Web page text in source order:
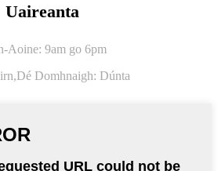
Uaireanta
Aoine: 9am go 6pm
Dé Domhnaigh: Dúnta